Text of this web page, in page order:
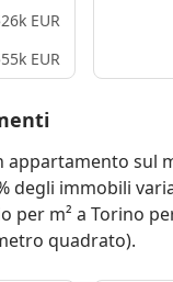
EUR
EUR
appartamento sul
degli immobili
per m² a Torino
quadrato).